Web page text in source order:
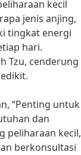
kecil
jenis anjing,
tingkat energi
hari.
Tzu, cenderung
“Penting untuk
dan
peliharaan kecil,
berkonsultasi